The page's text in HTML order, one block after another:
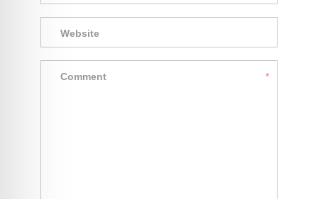
Website
Comment *